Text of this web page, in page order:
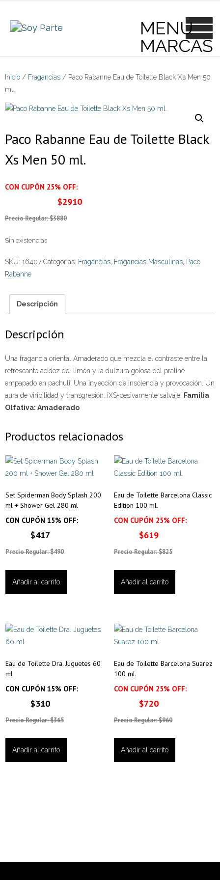
content
Inicio / Fragancias / Paco Rabanne Eau de Toilette Black Xs Men 50
ml.
Paco Rabanne Eau de Toilette Black
Xs Men 50 ml.
CON CUPÓN 25% OFF:
$2910
Precio Regular: $3880
Sin existencias
SKU: 16407 Categorías: Fragancias, Fragancias Masculinas, Paco
Rabanne
Descripción
Descripción
Una fragancia oriental Amaderado que mezcla el contraste entre la
refrescante acidez del limón y la dulzura golosa del praliné
empapado en pachuli. Una inyección de insolencia y provocación. Un
aura de viribilidad y transgresión. ¡XS-cesivamente salvaje! Familia
Olfativa: Amaderado
Productos relacionados
Set Spiderman Body Splash 200
ml + Shower Gel 280 ml
CON CUPÓN 15% OFF:
$417
Precio Regular: $490
Añadir al carrito
Eau de Toilette Barcelona Classic
Edition 100 ml.
CON CUPÓN 25% OFF:
$619
Precio Regular: $825
Añadir al carrito
Eau de Toilette Dra. Juguetes 60
ml
CON CUPÓN 15% OFF:
$310
Precio Regular: $365
Añadir al carrito
Eau de Toilette Barcelona Suarez
100 ml.
CON CUPÓN 25% OFF:
$720
Precio Regular: $960
Añadir al carrito